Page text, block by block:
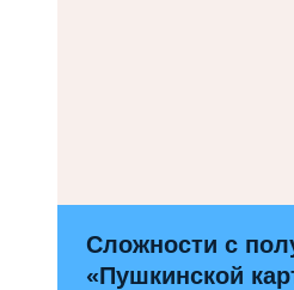
Сложности с
«Пушкинской